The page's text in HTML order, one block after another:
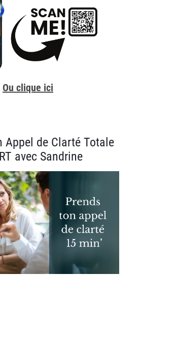
Ou clique ici
Appel de Clarté Totale
avec Sandrine